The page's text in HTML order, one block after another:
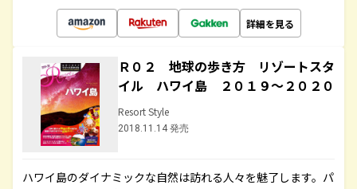
詳細を見る
Ｒ０２ 地球の歩き方 リゾートスタ
イル ハワイ島 ２０１９～２０２０
Resort Style
2018.11.14 発売
ハワイ島のダイナミックな自然は訪れる人々を魅了します。パ